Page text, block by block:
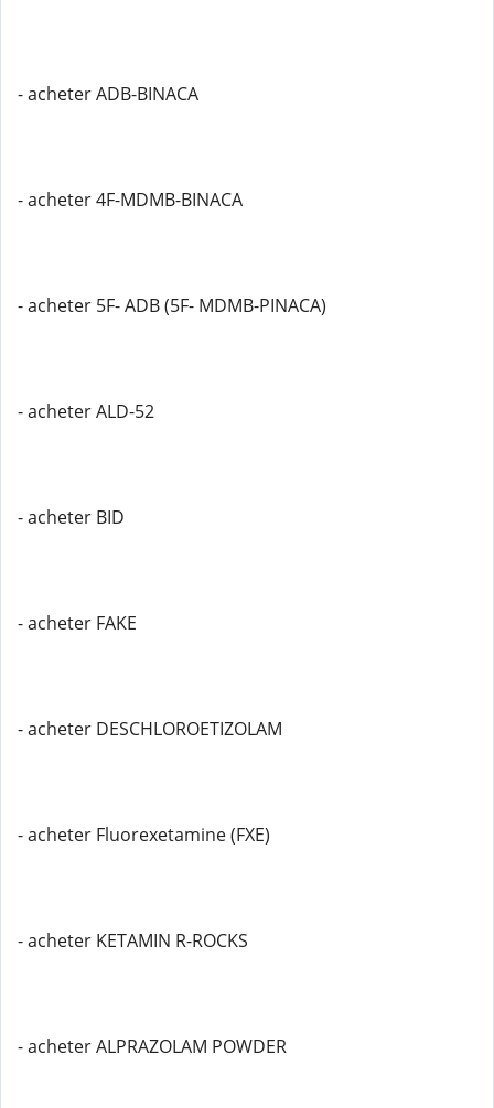
- acheter ADB-BINACA
- acheter 4F-MDMB-BINACA
- acheter 5F- ADB (5F- MDMB-PINACA)
- acheter ALD-52
- acheter BID
- acheter FAKE
- acheter DESCHLOROETIZOLAM
- acheter Fluorexetamine (FXE)
- acheter KETAMIN R-ROCKS
- acheter ALPRAZOLAM POWDER